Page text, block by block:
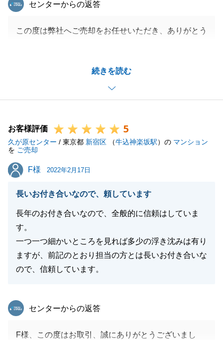
続きを読む
センターからの返答
この度は弊社へご売却をお任せいただき、ありがとう
税理士の件、承知致しました。
今後も何かございましたら、些細なことでも構いませ
んので、お気軽にご相談ください。
お客様評価 5
久が原センター / 東京都 新宿区 （牛込神楽坂駅）の マンション
を ご売却
F様
F様 2022年2月17日
長いお付き合いなので、頼しています
長年のお付き合いなので、全般的に信頼はしていま
す。
一つ一つ細かいところを見れば多少の浮き沈みは有り
ますが、前記のとおり担当の方とは長いお付き合いな
ので、信頼しています。
東急リバブル
センターからの返答
F様、この度はお取引、誠にありがとうございまし